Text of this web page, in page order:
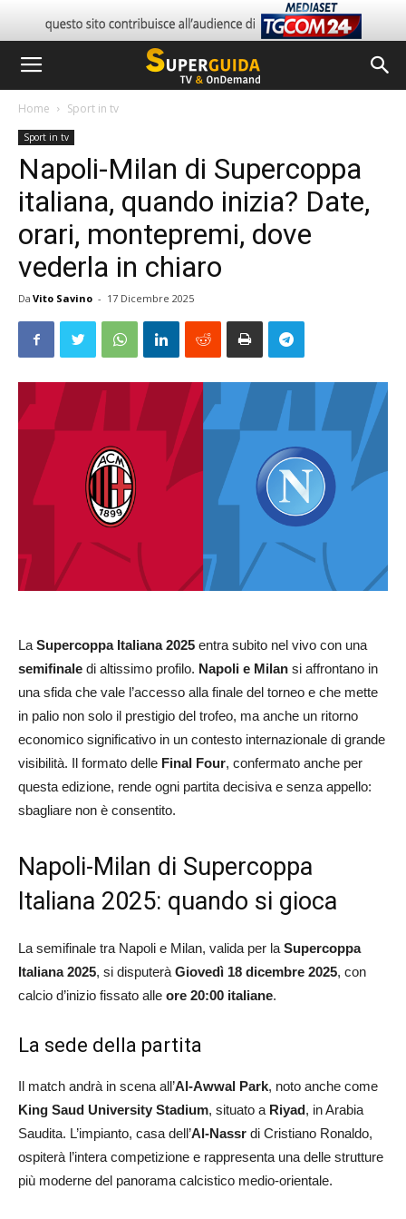
Home Sport in tv
Sport in tv
Napoli-Milan di Supercoppa
italiana, quando inizia? Date,
orari, montepremi, dove
vederla in chiaro
Da Vito Savino - 17 Dicembre 2025
La Supercoppa Italiana 2025 entra subito nel vivo con una
semifinale di altissimo profilo. Napoli e Milan si affrontano in
una sfida che vale l’accesso alla finale del torneo e che mette
in palio non solo il prestigio del trofeo, ma anche un ritorno
economico significativo in un contesto internazionale di grande
visibilità. Il formato delle Final Four, confermato anche per
questa edizione, rende ogni partita decisiva e senza appello:
sbagliare non è consentito.
Napoli-Milan di Supercoppa
Italiana 2025: quando si gioca
La semifinale tra Napoli e Milan, valida per la Supercoppa
Italiana 2025, si disputerà Giovedì 18 dicembre 2025, con
calcio d’inizio fissato alle ore 20:00 italiane.
La sede della partita
Il match andrà in scena all’Al-Awwal Park, noto anche come
King Saud University Stadium, situato a Riyad, in Arabia
Saudita. L’impianto, casa dell’Al-Nassr di Cristiano Ronaldo,
ospiterà l’intera competizione e rappresenta una delle strutture
più moderne del panorama calcistico medio-orientale.